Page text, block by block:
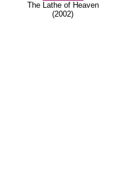
The Lathe of Heaven
(2002)